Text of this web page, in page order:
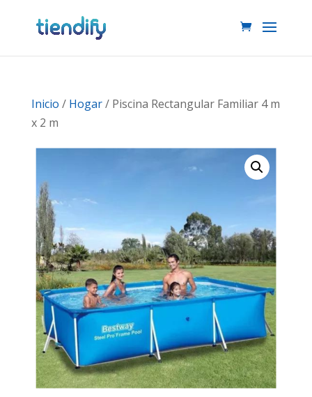
Inicio / Hogar/ Piscina Rectangular Familiar 4 m
x 2 m